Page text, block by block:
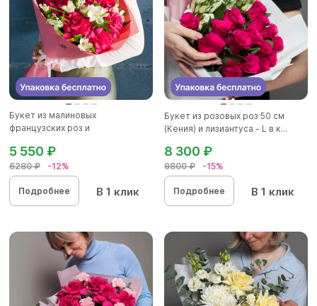
Букет из малиновых
французских роз и
6280 ₽ -12%
5 550 ₽
Подробнее В 1 клик
Букет из розовых роз 50 см
(Кения) и лизиантуса - L в к...
9800 ₽ -15%
8 300 ₽
Подробнее В 1 клик